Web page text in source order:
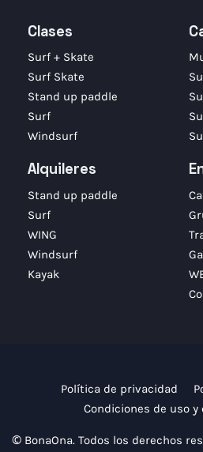
Clases
Surf + Skate
Surf Skate
Stand up paddle
Surf
Windsurf
Alquileres
Stand up paddle
Surf
WING
Windsurf
Kayak
Política de privacidad
Condiciones de uso
© BonaOna. Todos los derechos